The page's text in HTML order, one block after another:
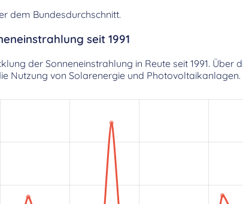
dem Bundesdurchschnitt.
seit 1991
der Sonneneinstrahlung in Reute seit 1991.
Nutzung von Solarenergie und Photovoltaikanlagen.